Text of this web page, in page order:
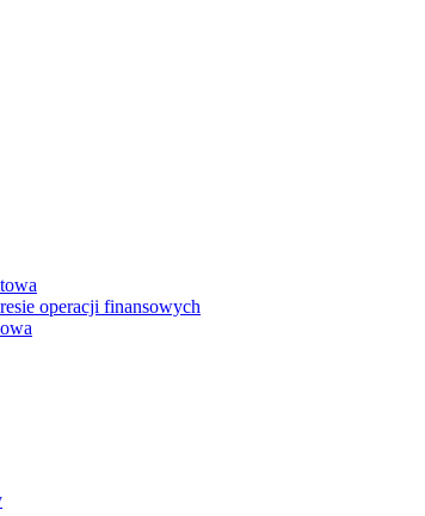
operacji finansowych